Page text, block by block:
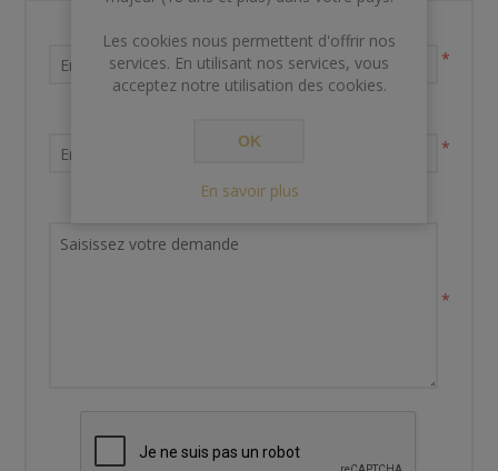
*
*
Demande de renseignements
*
Les cookies nous permettent d'offrir nos
services. En utilisant nos services, vous
acceptez notre utilisation des cookies.
OK
En savoir plus